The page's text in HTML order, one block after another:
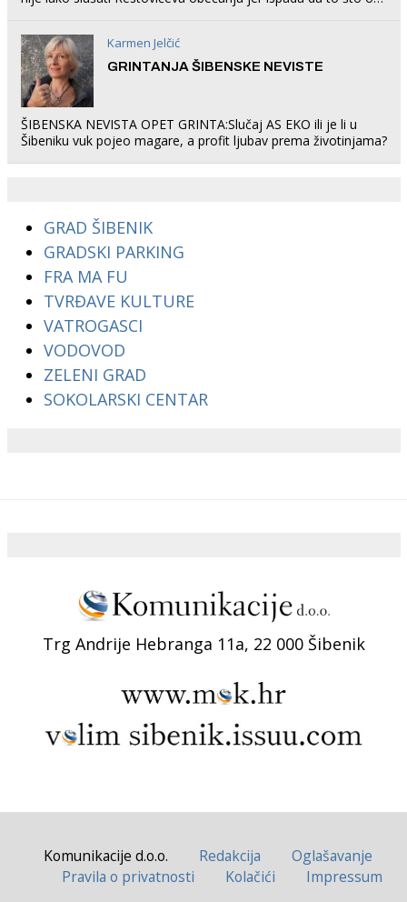
Karmen Jelčić
GRINTANJA ŠIBENSKE NEVISTE
ŠIBENSKA NEVISTA OPET GRINTA:Slučaj AS EKO ili je li u
Šibeniku vuk pojeo magare, a profit ljubav prema životinjama?
GRAD ŠIBENIK
GRADSKI PARKING
FRA MA FU
TVRĐAVE KULTURE
VATROGASCI
VODOVOD
ZELENI GRAD
SOKOLARSKI CENTAR
Trg Andrije Hebranga 11a, 22 000 Šibenik
Komunikacije d.o.o. Redakcija
Oglašavanje
Pravila o privatnosti
Kolačići
Impressum